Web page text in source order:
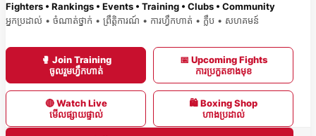
Fighters • Rankings • Events • Training • Clubs • Community
អ្នកប្រដាល់ • ចំណាត់ថ្នាក់ • ព្រឹត្តិការណ៍ • ការហ្វឹកហាត់ • ក្លឹប • សហគមន៍
🥊 Join Training
ចូលរួមហ្វឹកហាត់
📅 Upcoming Fights
ការប្រកួតខាងមុខ
🔴 Watch Live
មើលផ្សាយផ្ទាល់
🛍 Boxing Shop
ហាងប្រដាល់